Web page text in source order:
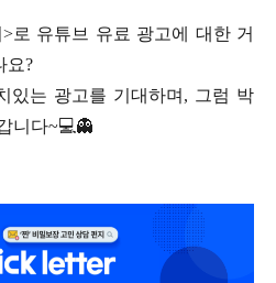
로 유튜브 유료 광고에 대한 거
요?
있는 광고를 기대하며, 그럼 박
니다~💻👻